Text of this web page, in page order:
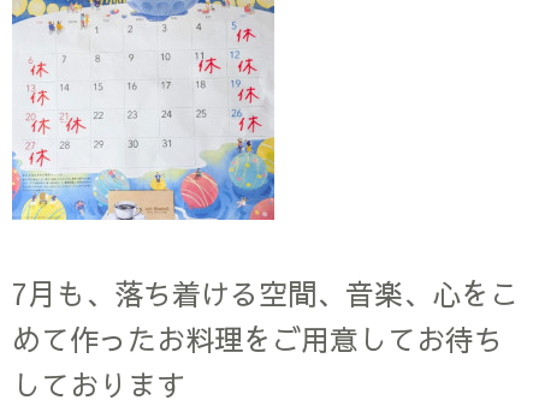
7月も、落ち着ける空間、音楽、心をこ
めて作ったお料理をご用意してお待ち
しております